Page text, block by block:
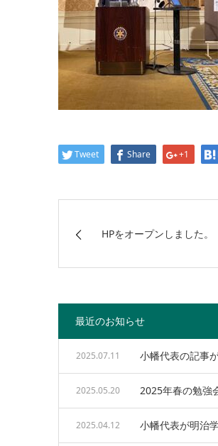
Tweet Share +1
HPをオープンしました。
最近のお知らせ
小幡代表の記事
2025.07.11
2025年春の勉強
2025.05.20
小幡代表が明治
2025.04.12